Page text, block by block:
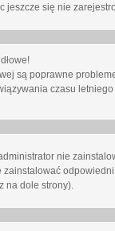
się nie
są poprawne
czasu
nie
na dole strony).